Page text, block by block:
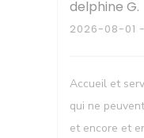
delphine G
2026-08-01
Accueil et
qui ne
et encore et